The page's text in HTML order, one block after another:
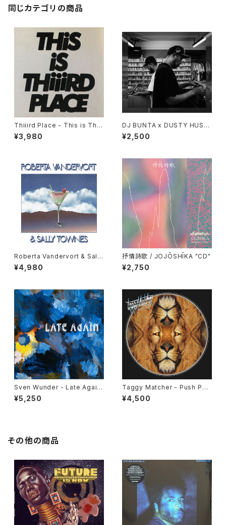
同じカテゴリの商品
Thiiird Place - This is Thiii
rd Place "LP"
¥3,980
DJ BUNTA x DUSTY HUSK
Y - 47 CAMPiN DIGGiN "C
D"
¥2,500
Roberta Vandervort & Sally
Townes "LP"
¥4,980
抒情詩歌 / JOJŌSHĪKA "CD"
¥2,750
Sven Wunder - Late Again
"LP"
¥5,250
Taggy Matcher - Push Pus
h "LP"
¥4,500
その他の商品